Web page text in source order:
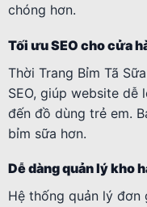
chóng hơn.
Tối ưu SEO cho cửa
Thời Trang Bỉm Tã
SEO, giúp website
đến đồ dùng trẻ em.
bỉm sữa hơn.
Dễ dàng quản lý kho
Hệ thống quản lý đơn